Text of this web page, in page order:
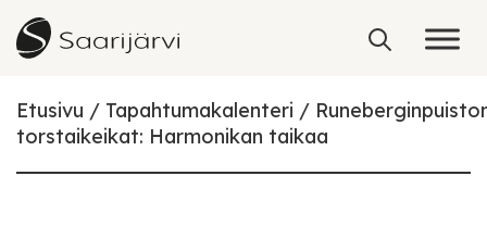
Skip to content
Etusivu Tapahtumakalenteri
torstaikeikat: Harmonikan taikaa